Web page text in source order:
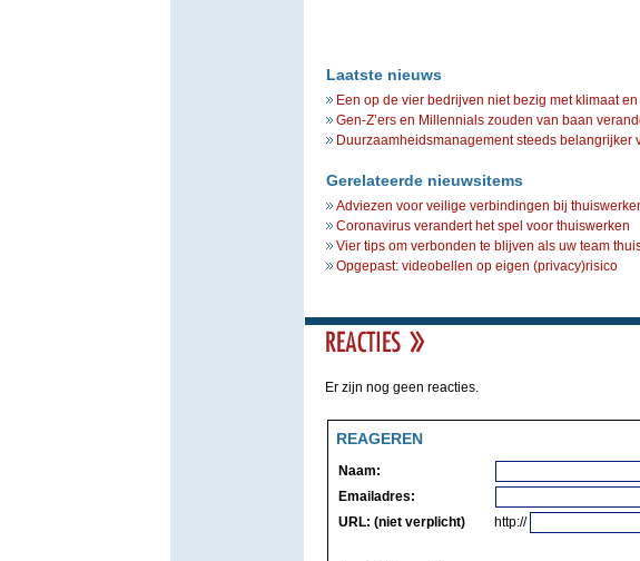
Laatste nieuws
Een op de vier bedrijven niet bezig met klimaat
Gen-Z’ers en Millennials zouden van baan
Duurzaamheidsmanagement steeds belangrijker
Gerelateerde nieuwsitems
Adviezen voor veilige verbindingen bij
Coronavirus verandert het spel voor thuiswerken
Vier tips om verbonden te blijven als uw team
Opgepast: videobellen op eigen (privacy)risico
Er zijn nog geen reacties.
REAGEREN
Naam:
Emailadres:
URL: (niet verplicht)
http://